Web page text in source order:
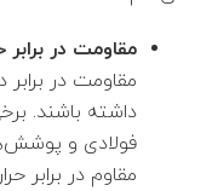
مقاومت در برابر
مقاومت در برابر
داشته باشند.
فولادی و
مقاوم در برابر